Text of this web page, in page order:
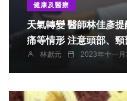
健康及醫療
天氣轉變 醫師林佳彥提醒恐誘發誘發頭疼、肩頸痠
痛等情形 注意頭部
林獻元 2023年十一月